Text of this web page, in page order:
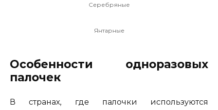
Серебряные
Янтарные
Особенности одноразовых
палочек
В странах, где палочки используются